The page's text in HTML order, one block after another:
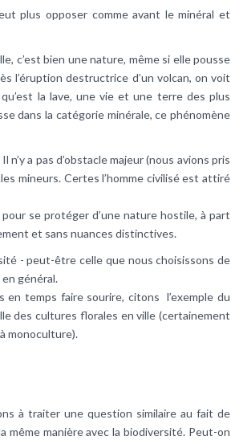
plus opposer comme avant le minéral et
c’est bien une nature, même si elle pousse
l’éruption destructrice d’un volcan, on voit
la lave, une vie et une terre des plus
dans la catégorie minérale, ce phénomène
a pas d’obstacle majeur (nous avions pris
mineurs. Certes l’homme civilisé est attiré
pour se protéger d’une nature hostile, à part
et sans nuances distinctives.
- peut-être celle que nous choisissons de
général.
temps faire sourire, citons l’exemple du
des cultures florales en ville (certainement
monoculture).
à traiter une question similaire au fait de
même manière avec la biodiversité. Peut-on